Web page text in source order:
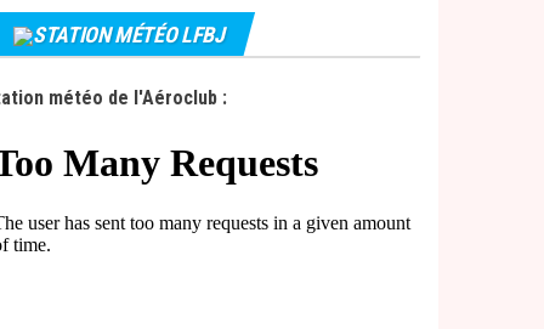
STATION MÉTÉO LFBJ
météo de l'Aéroclub :